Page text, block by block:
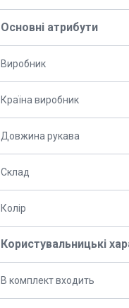
Основні атрибути
Виробник
Країна виробник
Довжина рукава
Склад
Колір
Користувальницькі
В комплект входить